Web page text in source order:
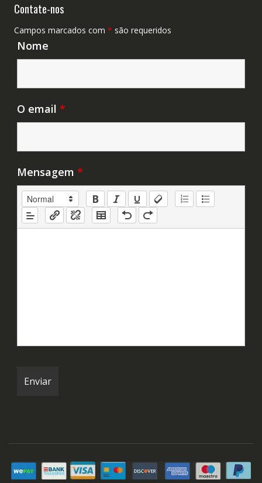
Contate-nos
Campos marcados com * são requeridos
Nome
O email *
Mensagem *